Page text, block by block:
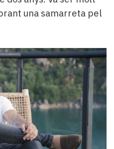
una samarreta pel